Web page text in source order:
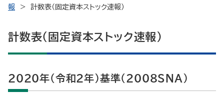
報
計数表（固定資本ストック速報）
計数表（固定資本ストック速報）
2020年（令和2年）基準（2008SNA)